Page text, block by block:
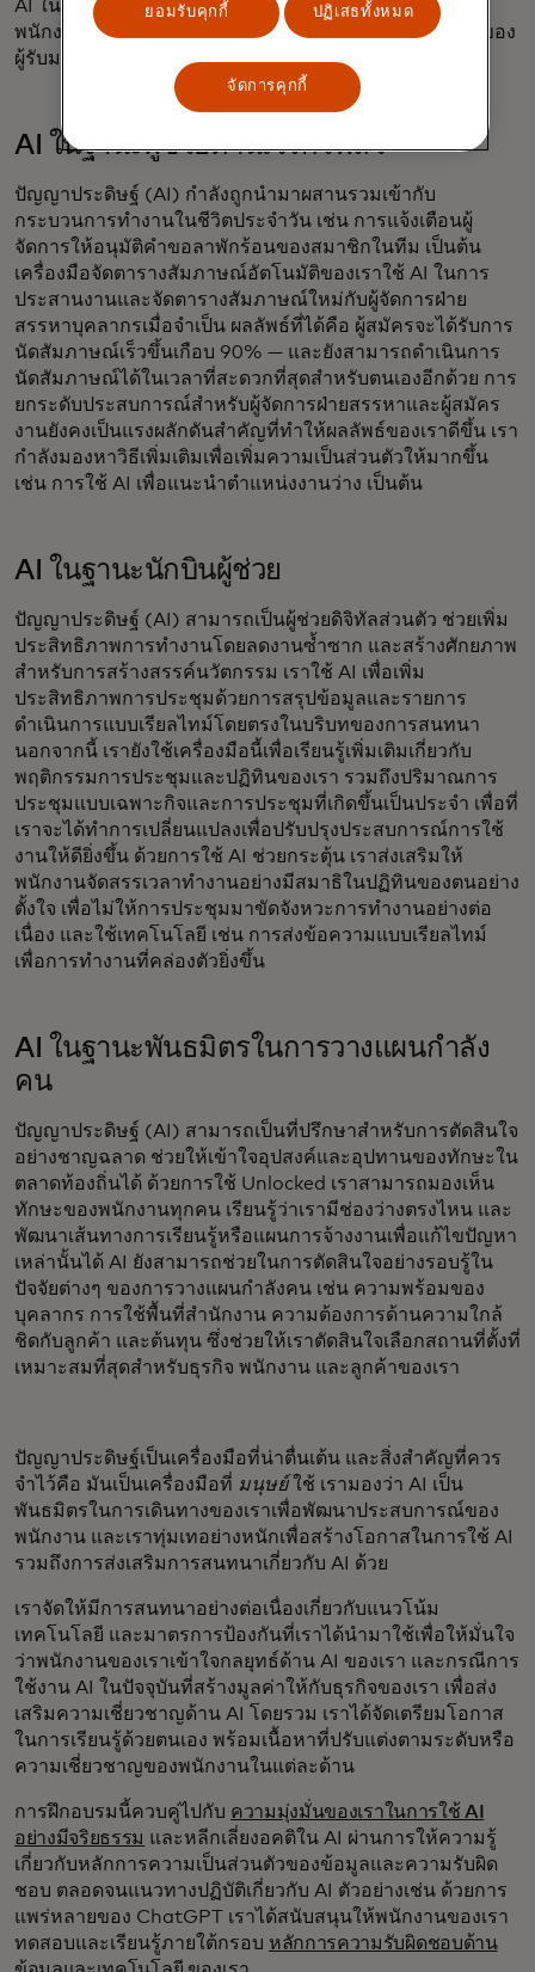
AI ในการส่งข้อความแจ้งเตือนอัตโนมัติเพื่อช่วยกระตุ้นให้
พนักงานพิจารณาตั้งเวลาส่งอีเมลให้เหมาะสมกับเขตเวลาของ
ผู้รับมากขึ้น
AI ในฐานะผู้ช่วยด้านเวิร์กโฟลว์
ปัญญาประดิษฐ์ (AI) กำลังถูกนำมาผสานรวมเข้ากับ
กระบวนการทำงานในชีวิตประจำวัน เช่น การแจ้งเตือนผู้
จัดการให้อนุมัติคำขอลาพักร้อนของสมาชิกในทีม เป็นต้น
เครื่องมือจัดตารางสัมภาษณ์อัตโนมัติของเราใช้ AI ในการ
ประสานงานและจัดตารางสัมภาษณ์ใหม่กับผู้จัดการฝ่าย
สรรหาบุคลากรเมื่อจำเป็น ผลลัพธ์ที่ได้คือ ผู้สมัครจะได้รับการ
นัดสัมภาษณ์เร็วขึ้นเกือบ 90% — และยังสามารถดำเนินการ
นัดสัมภาษณ์ได้ในเวลาที่สะดวกที่สุดสำหรับตนเองอีกด้วย การ
ยกระดับประสบการณ์สำหรับผู้จัดการฝ่ายสรรหาและผู้สมัคร
งานยังคงเป็นแรงผลักดันสำคัญที่ทำให้ผลลัพธ์ของเราดีขึ้น เรา
กำลังมองหาวิธีเพิ่มเติมเพื่อเพิ่มความเป็นส่วนตัวให้มากขึ้น
เช่น การใช้ AI เพื่อแนะนำตำแหน่งงานว่าง เป็นต้น
AI ในฐานะนักบินผู้ช่วย
ปัญญาประดิษฐ์ (AI) สามารถเป็นผู้ช่วยดิจิทัลส่วนตัว ช่วยเพิ่ม
ประสิทธิภาพการทำงานโดยลดงานซ้ำซาก และสร้างศักยภาพ
สำหรับการสร้างสรรค์นวัตกรรม เราใช้ AI เพื่อเพิ่ม
ประสิทธิภาพการประชุมด้วยการสรุปข้อมูลและรายการ
ดำเนินการแบบเรียลไทม์โดยตรงในบริบทของการสนทนา​
นอกจากนี้ เรายังใช้เครื่องมือนี้เพื่อเรียนรู้เพิ่มเติมเกี่ยวกับ
พฤติกรรมการประชุมและปฏิทินของเรา รวมถึงปริมาณการ
ประชุมแบบเฉพาะกิจและการประชุมที่เกิดขึ้นเป็นประจำ เพื่อที่
เราจะได้ทำการเปลี่ยนแปลงเพื่อปรับปรุงประสบการณ์การใช้
งานให้ดียิ่งขึ้น ด้วยการใช้ AI ช่วยกระตุ้น เราส่งเสริมให้
พนักงานจัดสรรเวลาทำงานอย่างมีสมาธิในปฏิทินของตนอย่าง
ตั้งใจ เพื่อไม่ให้การประชุมมาขัดจังหวะการทำงานอย่างต่อ
เนื่อง และใช้เทคโนโลยี เช่น การส่งข้อความแบบเรียลไทม์
เพื่อการทำงานที่คล่องตัวยิ่งขึ้น
AI ในฐานะพันธมิตรในการวางแผนกำลัง
คน
ปัญญาประดิษฐ์ (AI) สามารถเป็นที่ปรึกษาสำหรับการตัดสินใจ
อย่างชาญฉลาด ช่วยให้เข้าใจอุปสงค์และอุปทานของทักษะใน
ตลาดท้องถิ่นได้ ด้วยการใช้ Unlocked เราสามารถมองเห็น
ทักษะของพนักงานทุกคน เรียนรู้ว่าเรามีช่องว่างตรงไหน และ
พัฒนาเส้นทางการเรียนรู้หรือแผนการจ้างงานเพื่อแก้ไขปัญหา
เหล่านั้นได้ AI ยังสามารถช่วยในการตัดสินใจอย่างรอบรู้ใน
ปัจจัยต่างๆ ของการวางแผนกำลังคน เช่น ความพร้อมของ
บุคลากร การใช้พื้นที่สำนักงาน ความต้องการด้านความใกล้
ชิดกับลูกค้า และต้นทุน ซึ่งช่วยให้เราตัดสินใจเลือกสถานที่ตั้งที่
เหมาะสมที่สุดสำหรับธุรกิจ พนักงาน และลูกค้าของเรา
ปัญญาประดิษฐ์เป็นเครื่องมือที่น่าตื่นเต้น และสิ่งสำคัญที่ควร
จำไว้คือ มันเป็นเครื่องมือที่ มนุษย์ใช้ เรามองว่า AI เป็น
พันธมิตรในการเดินทางของเราเพื่อพัฒนาประสบการณ์ของ
พนักงาน และเราทุ่มเทอย่างหนักเพื่อสร้างโอกาสในการใช้ AI
รวมถึงการส่งเสริมการสนทนาเกี่ยวกับ AI ด้วย
เราจัดให้มีการสนทนาอย่างต่อเนื่องเกี่ยวกับแนวโน้ม
เทคโนโลยี และมาตรการป้องกันที่เราได้นำมาใช้เพื่อให้มั่นใจ
ว่าพนักงานของเราเข้าใจกลยุทธ์ด้าน AI ของเรา และกรณีการ
ใช้งาน AI ในปัจจุบันที่สร้างมูลค่าให้กับธุรกิจของเรา เพื่อส่ง
เสริมความเชี่ยวชาญด้าน AI โดยรวม เราได้จัดเตรียมโอกาส
ในการเรียนรู้ด้วยตนเอง พร้อมเนื้อหาที่ปรับแต่งตามระดับหรือ
ความเชี่ยวชาญของพนักงานในแต่ละด้าน
การฝึกอบรมนี้ควบคู่ไปกับ ความมุ่งมั่นของเราในการใช้ AI
อย่างมีจริยธรรม และหลีกเลี่ยงอคติใน AI ผ่านการให้ความรู้
เกี่ยวกับหลักการความเป็นส่วนตัวของข้อมูลและความรับผิด
ชอบ ตลอดจนแนวทางปฏิบัติเกี่ยวกับ AI ตัวอย่างเช่น ด้วยการ
แพร่หลายของ ChatGPT เราได้สนับสนุนให้พนักงานของเรา
ทดสอบและเรียนรู้ภายใต้กรอบ หลักการความรับผิดชอบด้าน
ยอมรับคุกกี้ ปฏิเสธทั้งหมด
จัดการคุกกี้